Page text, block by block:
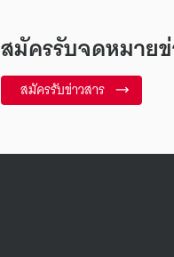
สมัครรับจดหมาย
สมัครรับข่าวสาร